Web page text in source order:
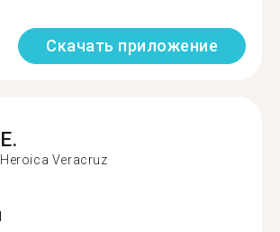
Скачать приложение
E.
Heroica Veracruz